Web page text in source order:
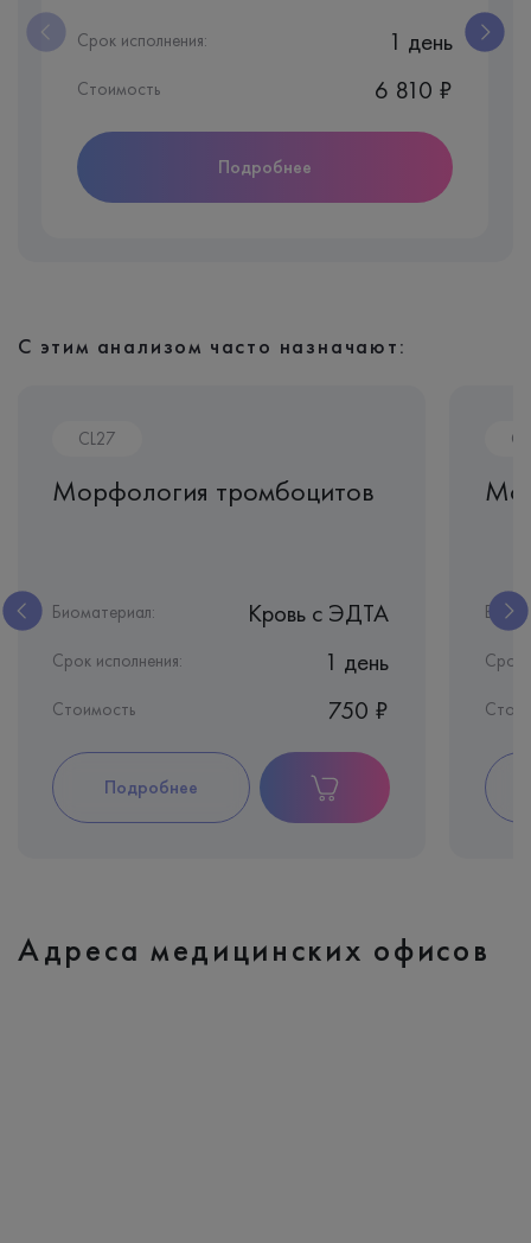
Срок исполнения: 1 день
Стоимость 6 810 ₽
Подробнее
С этим анализом часто назначают:
CL27
Морфология тромбоцитов
Биоматериал: Кровь c ЭДТА
Срок исполнения: 1 день
Стоимость 750 ₽
Подробнее
Срок
Адреса медицинских офисов